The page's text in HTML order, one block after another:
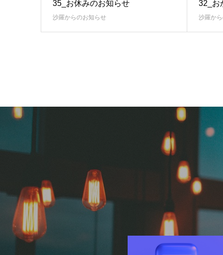
35_お休みのお知らせ
沙羅からのお知らせ
32_お
沙羅か